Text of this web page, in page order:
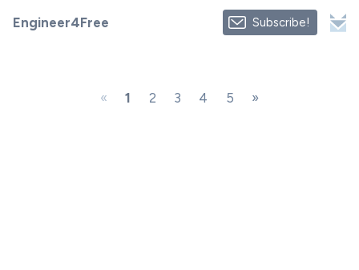
Engineer4Free Subscribe!
« 1 2 3 4 5 »